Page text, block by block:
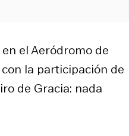
el Aeródromo de
la participación de
de Gracia: nada